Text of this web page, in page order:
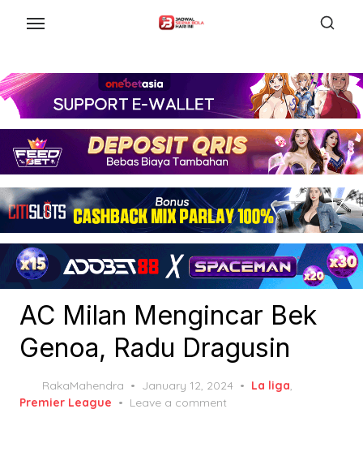
content
AC Milan Mengincar Bek
Genoa, Radu Dragusin
RakaMahendra
Posted
on
January 12, 2024 La liga,
Premier League
Leave a comment